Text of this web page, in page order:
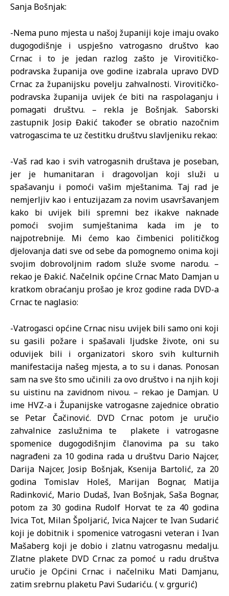
Sanja Bošnjak:
-Nema puno mjesta u našoj županiji koje imaju ovako
dugogodišnje i uspješno vatrogasno društvo kao
Crnac i to je jedan razlog zašto je Virovitičko-
podravska županija ove godine izabrala upravo DVD
Crnac za županijsku povelju zahvalnosti. Virovitičko-
podravska županija uvijek će biti na raspolaganju i
pomagati društvu. – rekla je Bošnjak. Saborski
zastupnik Josip Đakić također se obratio nazočnim
vatrogascima te uz čestitku društvu slavljeniku rekao:
-Vaš rad kao i svih vatrogasnih društava je poseban,
jer je humanitaran i dragovoljan koji služi u
spašavanju i pomoći vašim mještanima. Taj rad je
nemjerljiv kao i entuzijazam za novim usavršavanjem
kako bi uvijek bili spremni bez ikakve naknade
pomoći svojim sumještanima kada im je to
najpotrebnije. Mi ćemo kao čimbenici političkog
djelovanja dati sve od sebe da pomognemo onima koji
svojim dobrovoljnim radom služe svome narodu. –
rekao je Đakić. Načelnik općine Crnac Mato Damjan u
kratkom obraćanju prošao je kroz godine rada DVD-a
Crnac te naglasio:
-Vatrogasci općine Crnac nisu uvijek bili samo oni koji
su gasili požare i spašavali ljudske živote, oni su
oduvijek bili i organizatori skoro svih kulturnih
manifestacija našeg mjesta, a to su i danas. Ponosan
sam na sve što smo učinili za ovo društvo i na njih koji
su uistinu na zavidnom nivou. – rekao je Damjan. U
ime HVZ-a i Županijske vatrogasne zajednice obratio
se Petar Čačinović. DVD Crnac potom je uručio
zahvalnice zaslužnima te plakete i vatrogasne
spomenice dugogodišnjim članovima pa su tako
nagrađeni za 10 godina rada u društvu Dario Najcer,
Darija Najcer, Josip Bošnjak, Ksenija Bartolić, za 20
godina Tomislav Holeš, Marijan Bognar, Matija
Radinković, Mario Dudaš, Ivan Bošnjak, Saša Bognar,
potom za 30 godina Rudolf Horvat te za 40 godina
Ivica Tot, Milan Špoljarić, Ivica Najcer te Ivan Sudarić
koji je dobitnik i spomenice vatrogasni veteran i Ivan
Mašaberg koji je dobio i zlatnu vatrogasnu medalju.
Zlatne plakete DVD Crnac za pomoć u radu društva
uručio je Općini Crnac i načelniku Mati Damjanu,
zatim srebrnu plaketu Pavi Sudariću. ( v. grgurić)